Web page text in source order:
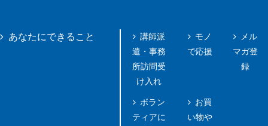
あなたにできること
講師派
遣・事務
所訪問受
け入れ
ボラン
ティアに
モノ
で応援
お買
い物や
メル
マガ登
録